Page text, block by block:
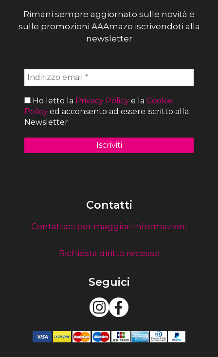
Rimani sempre aggiornato sulle novità e
sulle promozioni AAAmaze iscrivendoti alla
newsletter
Ho letto la Privacy Policy e la Cookie
Policy ed acconsento ad essere iscritto alla
Newsletter
Contatti
Contattaci per maggiori informazioni
Richiesta diritto recesso
Seguici